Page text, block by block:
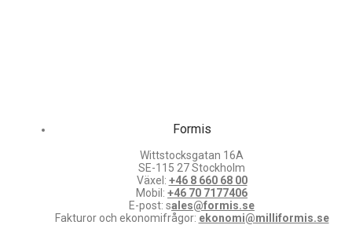
Formis
Wittstocksgatan 16A
SE-115 27 Stockholm
Växel: +46 8 660 68 00
Mobil: +46 70 7177406
E-post: sales@formis.se
Fakturor och ekonomifrågor: ekonomi@milliformis.se